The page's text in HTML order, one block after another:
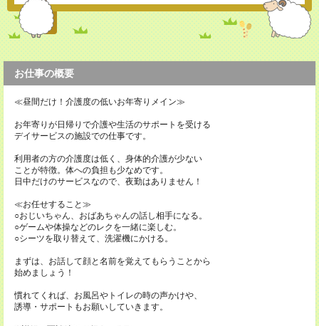
お仕事の概要
≪昼間だけ！介護度の低いお年寄りメイン≫
お年寄りが日帰りで介護や生活のサポートを受ける
デイサービスの施設での仕事です。
利用者の方の介護度は低く、身体的介護が少ない
ことが特徴。体への負担も少なめです。
日中だけのサービスなので、夜勤はありません！
≪お任せすること≫
○おじいちゃん、おばあちゃんの話し相手になる。
○ゲームや体操などのレクを一緒に楽しむ。
○シーツを取り替えて、洗濯機にかける。
まずは、お話して顔と名前を覚えてもらうことから
始めましょう！
慣れてくれば、お風呂やトイレの時の声かけや、
誘導・サポートもお願いしていきます。